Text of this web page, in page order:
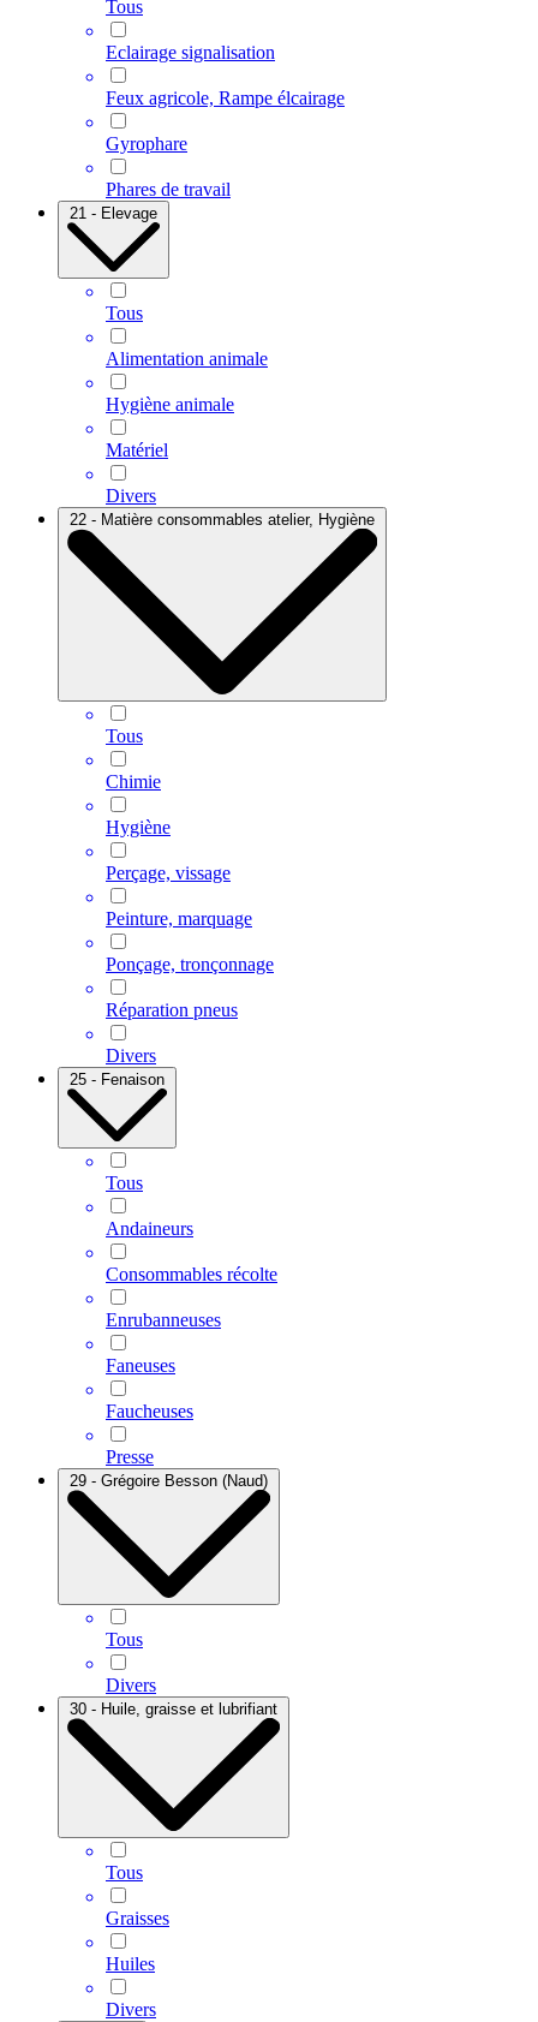
Tous
Eclairage signalisation
Feux agricole, Rampe élcairage
Gyrophare
Phares de travail
21 - Elevage
Tous
Alimentation animale
Hygiène animale
Matériel
Divers
22 - Matière consommables atelier, Hygiène
Tous
Chimie
Hygiène
Perçage, vissage
Peinture, marquage
Ponçage, tronçonnage
Réparation pneus
Divers
25 - Fenaison
Tous
Andaineurs
Consommables récolte
Enrubanneuses
Faneuses
Faucheuses
Presse
29 - Grégoire Besson (Naud)
Tous
Divers
30 - Huile, graisse et lubrifiant
Tous
Graisses
Huiles
Divers